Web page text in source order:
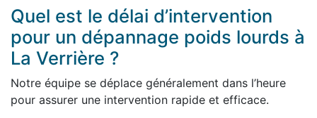
Quel est le délai d’intervention
pour un dépannage poids lourds à
La Verrière ?
Notre équipe se déplace généralement dans l’heure
pour assurer une intervention rapide et efficace.